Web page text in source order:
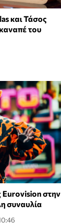
και Τάσος
του
Eurovision στην
συναυλία